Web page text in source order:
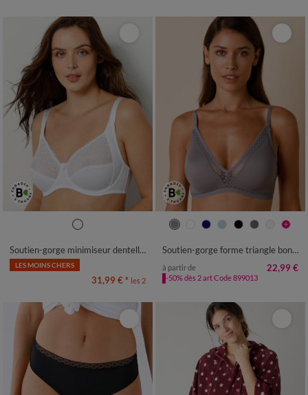
Soutien-gorge minimiseur dentelle avec armatures - lot de 2
LES MOINS CHERS
31,99 € * les 2
Soutien-gorge forme triangle bonnets moulés Paia- sans armatures
à partir de 22,99 €
-50% dès 2 art Code 899013